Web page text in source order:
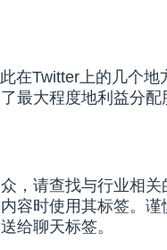
在Twitter上的几个地
最大程度地利益分
，请查找与行业相关
容时使用其标签。
给聊天标签。